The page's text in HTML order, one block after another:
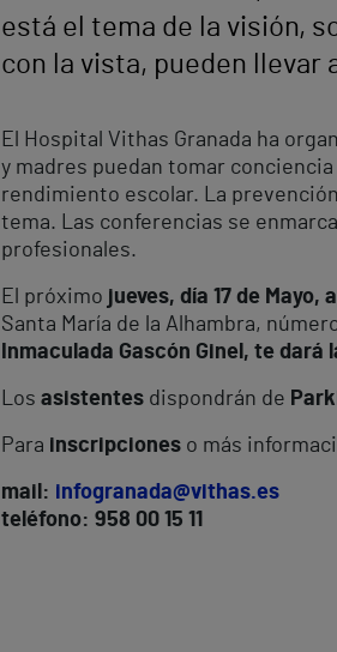
está el tema de la visión,
con la vista, pueden llevar
El Hospital Vithas Granada ha
y madres puedan tomar
rendimiento escolar. La
tema. Las conferencias se
profesionales.
El próximo jueves, día 17 de Mayo,
Santa María de la Alhambra,
Inmaculada Gascón Ginel, te
Los asistentes dispondrán de
Para inscripciones o más
mail: infogranada@vithas.es
teléfono: 958 00 15 11